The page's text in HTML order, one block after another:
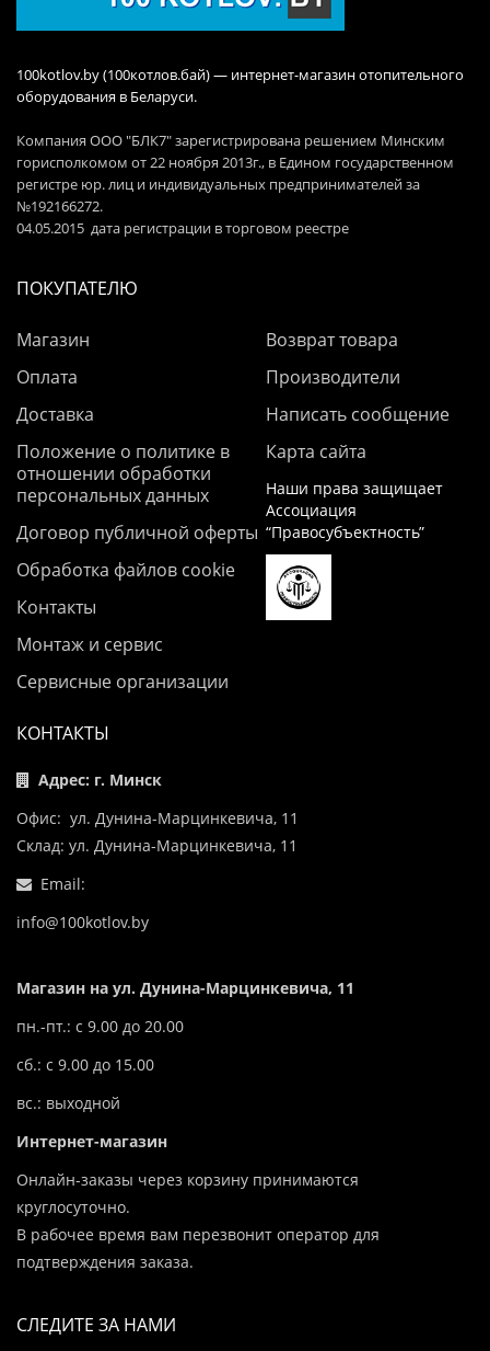
100kotlov.by (100котлов.бай) — интернет-магазин отопительного
оборудования в Беларуси.
Компания ООО "БЛК7" зарегистрирована решением Минским
горисполкомом от 22 ноября 2013г., в Едином государственном
регистре юр. лиц и индивидуальных предпринимателей за
№192166272.
04.05.2015 дата регистрации в торговом реестре
ПОКУПАТЕЛЮ
Магазин
Оплата
Доставка
Положение о политике в
отношении обработки
персональных данных
Договор публичной оферты
Обработка файлов cookie
Контакты
Монтаж и сервис
Сервисные организации
Возврат товара
Производители
Написать сообщение
Карта сайта
Наши права защищает
Ассоциация
“Правосубъектность”
КОНТАКТЫ
Адрес: г. Минск
Офис: ул. Дунина-Марцинкевича, 11
Склад: ул. Дунина-Марцинкевича, 11
Email:
info@100kotlov.by
Магазин на ул. Дунина-Марцинкевича, 11
пн.-пт.: с 9.00 до 20.00
сб.: с 9.00 до 15.00
вс.: выходной
Интернет-магазин
Онлайн-заказы через корзину принимаются
круглосуточно.
В рабочее время вам перезвонит оператор для
подтверждения заказа.
СЛЕДИТЕ ЗА НАМИ